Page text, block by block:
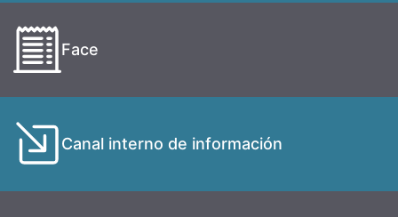
Face
Canal interno de información